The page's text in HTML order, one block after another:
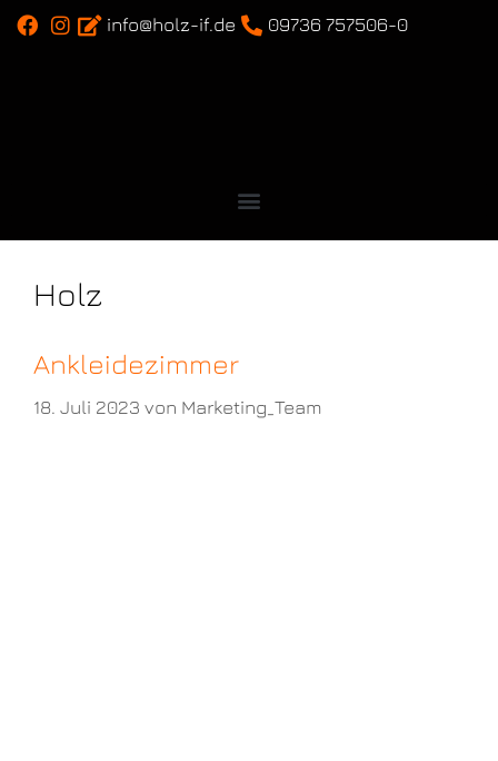
info@holz-if.de 09736 757506-0
Holz
Ankleidezimmer
18. Juli 2023 von Marketing_Team